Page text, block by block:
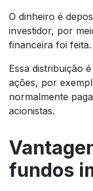
O dinheiro é
investidor, por
financeira foi feita.
Essa distribuição
ações, por
normalmente
acionistas.
fundos